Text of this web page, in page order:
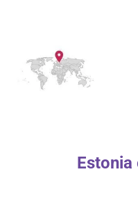
Estonia